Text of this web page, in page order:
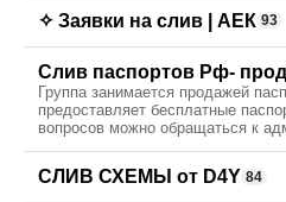
✧ Заявки на слив | АЕК 93
Слив паспортов Рф-
Группа занимается продажей
предоставляет бесплатные
вопросов можно обращаться к
СЛИВ СХЕМЫ от D4Y 84